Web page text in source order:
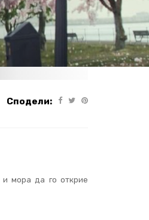
Сподели:
и мора да го открие